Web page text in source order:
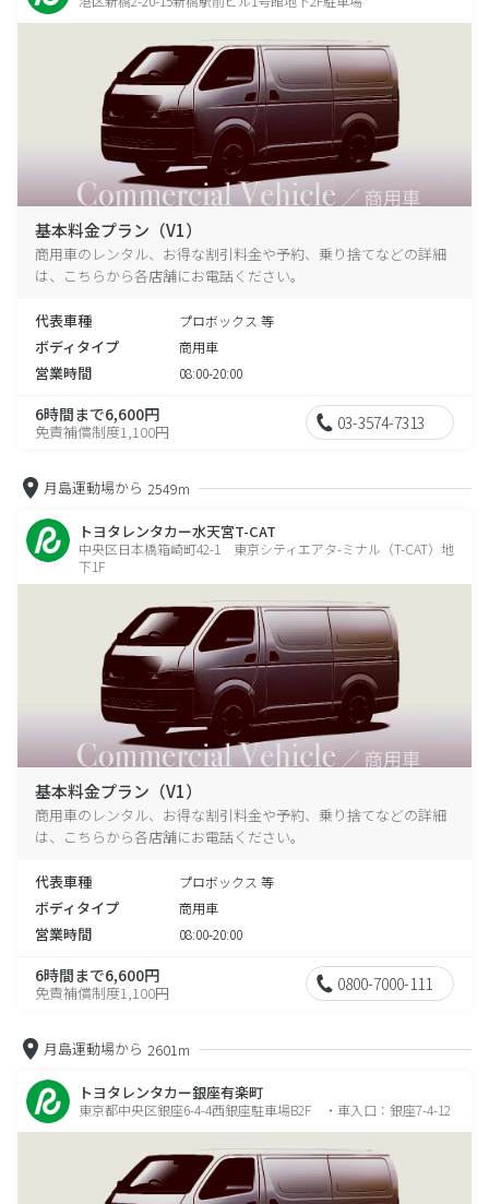
基本料金プラン（V1）
商用車のレンタル、お得な割引料金や予約、乗り捨てなどの詳細
は、こちらから各店舗にお電話ください。
代表車種 プロボックス 等
ボディタイプ 商用車
営業時間 08:00-20:00
6時間まで6,600円
免責補償制度1,100円 03-3574-7313
月島運動場から 2549m
トヨタレンタカー水天宮T-CAT
中央区日本橋箱崎町42-1 東京シティエアタ-ミナル（T-CAT）地
下1F
基本料金プラン（V1）
商用車のレンタル、お得な割引料金や予約、乗り捨てなどの詳細
は、こちらから各店舗にお電話ください。
代表車種 プロボックス 等
ボディタイプ 商用車
営業時間 08:00-20:00
6時間まで6,600円
免責補償制度1,100円 0800-7000-111
月島運動場から 2601m
トヨタレンタカー銀座有楽町
東京都中央区銀座6-4-4西銀座駐車場B2F ・車入口：銀座7-4-12